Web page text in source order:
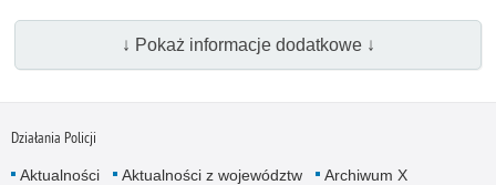
↓ Pokaż informacje dodatkowe ↓
Działania Policji
Aktualności Aktualności z województw
Archiwum X